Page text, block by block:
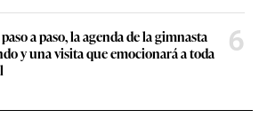
a paso, la agenda de la gimnasta
y una visita que emocionará a toda
6